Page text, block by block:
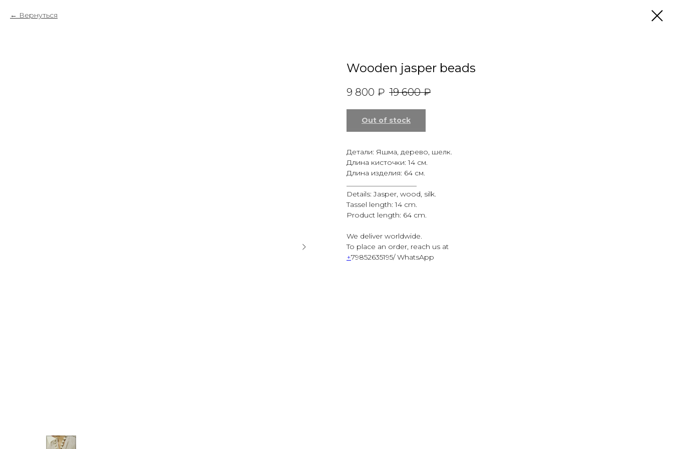
Вернуться
Wooden jasper beads
9 800 ₽ 19 600 ₽
Out of stock
Детали: Яшма, дерево, шелк.
Длина кисточки: 14 см.
Длина изделия: 64 см.
Details: Jasper, wood, silk.
Tassel length: 14 cm.
Product length: 64 cm.
We deliver worldwide.
To place an order, reach us at
+79852635195/ WhatsApp